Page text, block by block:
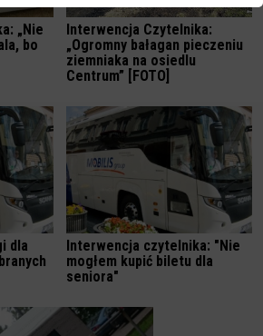
„Nie
bo
Interwencja Czytelnika:
„Ogromny bałagan pieczeniu
ziemniaka na osiedlu
Centrum” [FOTO]
dla
Interwencja czytelnika: "Nie
mogłem kupić biletu dla
seniora"